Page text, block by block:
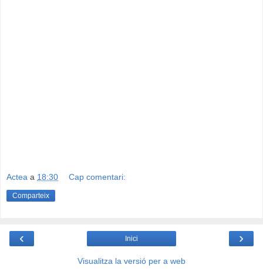
Actea a 18:30 Cap comentari:
Comparteix
‹ ›
Inici
Visualitza la versió per a web